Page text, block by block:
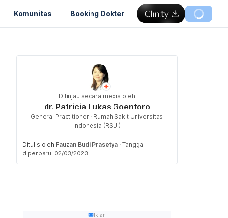
Komunitas Booking Dokter
Ditinjau secara medis oleh
dr. Patricia Lukas Goentoro
General Practitioner · Rumah Sakit Universitas
Indonesia (RSUI)
Ditulis oleh Fauzan Budi Prasetya · Tanggal
diperbarui 02/03/2023
Iklan